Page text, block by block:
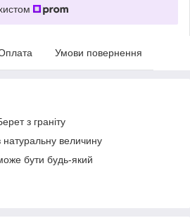
Умови повернення
з граніту
натуральну величину
бути будь-який